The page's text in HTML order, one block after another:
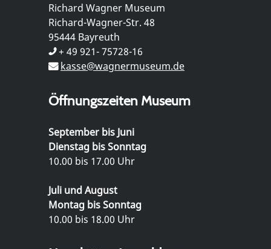
Richard Wagner Museum
Richard-Wagner-Str. 48
95444 Bayreuth
+ 49 921- 75728-16
kasse@wagnermuseum.de
Öffnungszeiten Museum
September bis Juni
Dienstag bis Sonntag
10.00 bis 17.00 Uhr
Juli und August
Montag bis Sonntag
10.00 bis 18.00 Uhr